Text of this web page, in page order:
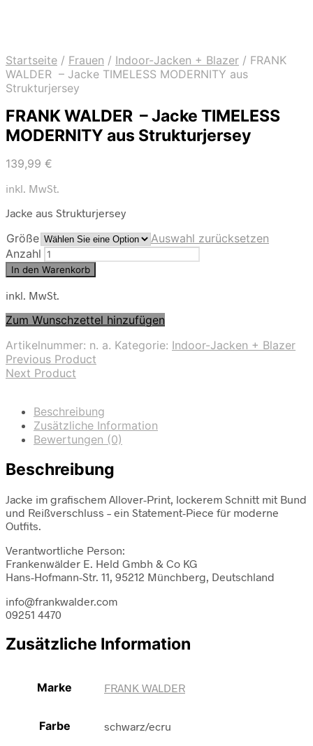
Startseite / Frauen / Indoor-Jacken + Blazer / FRANK
WALDER – Jacke TIMELESS MODERNITY aus
Strukturjersey
FRANK WALDER – Jacke TIMELESS
MODERNITY aus Strukturjersey
139,99 €
inkl. MwSt.
Jacke aus Strukturjersey
Größe
Auswahl zurücksetzen
Anzahl
In den Warenkorb
inkl. MwSt.
Zum Wunschzettel hinzufügen
Artikelnummer: n. a. Kategorie: Indoor-Jacken + Blazer
Previous Product
Next Product
Beschreibung
Zusätzliche Information
Bewertungen (0)
Beschreibung
Jacke im grafischem Allover-Print, lockerem Schnitt mit Bund
und Reißverschluss – ein Statement-Piece für moderne
Outfits.
Verantwortliche Person:
Frankenwälder E. Held Gmbh & Co KG
Hans-Hofmann-Str. 11, 95212 Münchberg, Deutschland
info@frankwalder.com
09251 4470
Zusätzliche Information
Marke FRANK WALDER
Farbe schwarz/ecru